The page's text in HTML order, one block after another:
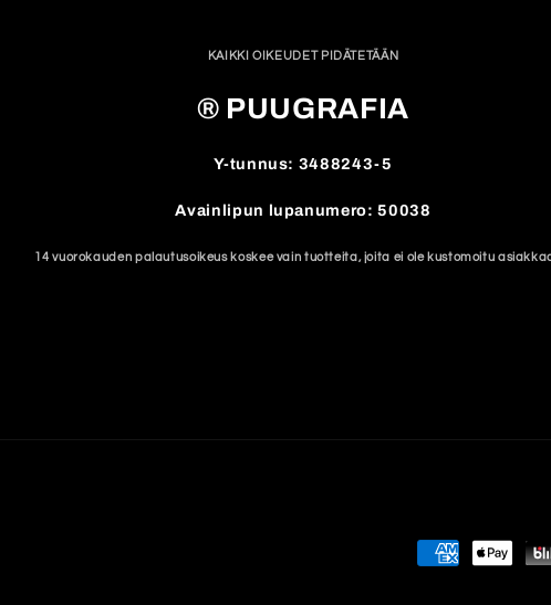
KAIKKI OIKEUDET PIDÄTETÄÄN
® PUUGRAFIA
Y-tunnus: 3488243-5
Avainlipun lupanumero: 50038
14 vuorokauden palautusoikeus koskee vain tuotteita, joita ei ole kustomoitu
Maksutavat